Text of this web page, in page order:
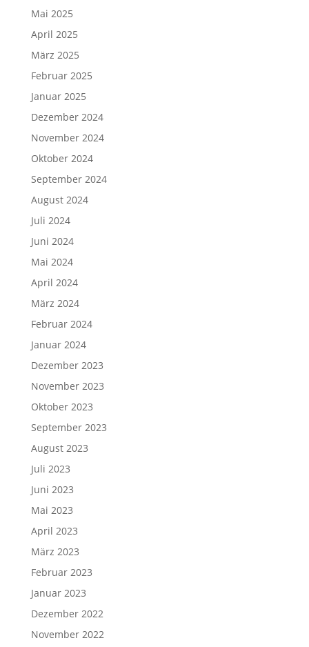
Mai 2025
April 2025
März 2025
Februar 2025
Januar 2025
Dezember 2024
November 2024
Oktober 2024
September 2024
August 2024
Juli 2024
Juni 2024
Mai 2024
April 2024
März 2024
Februar 2024
Januar 2024
Dezember 2023
November 2023
Oktober 2023
September 2023
August 2023
Juli 2023
Juni 2023
Mai 2023
April 2023
März 2023
Februar 2023
Januar 2023
Dezember 2022
November 2022